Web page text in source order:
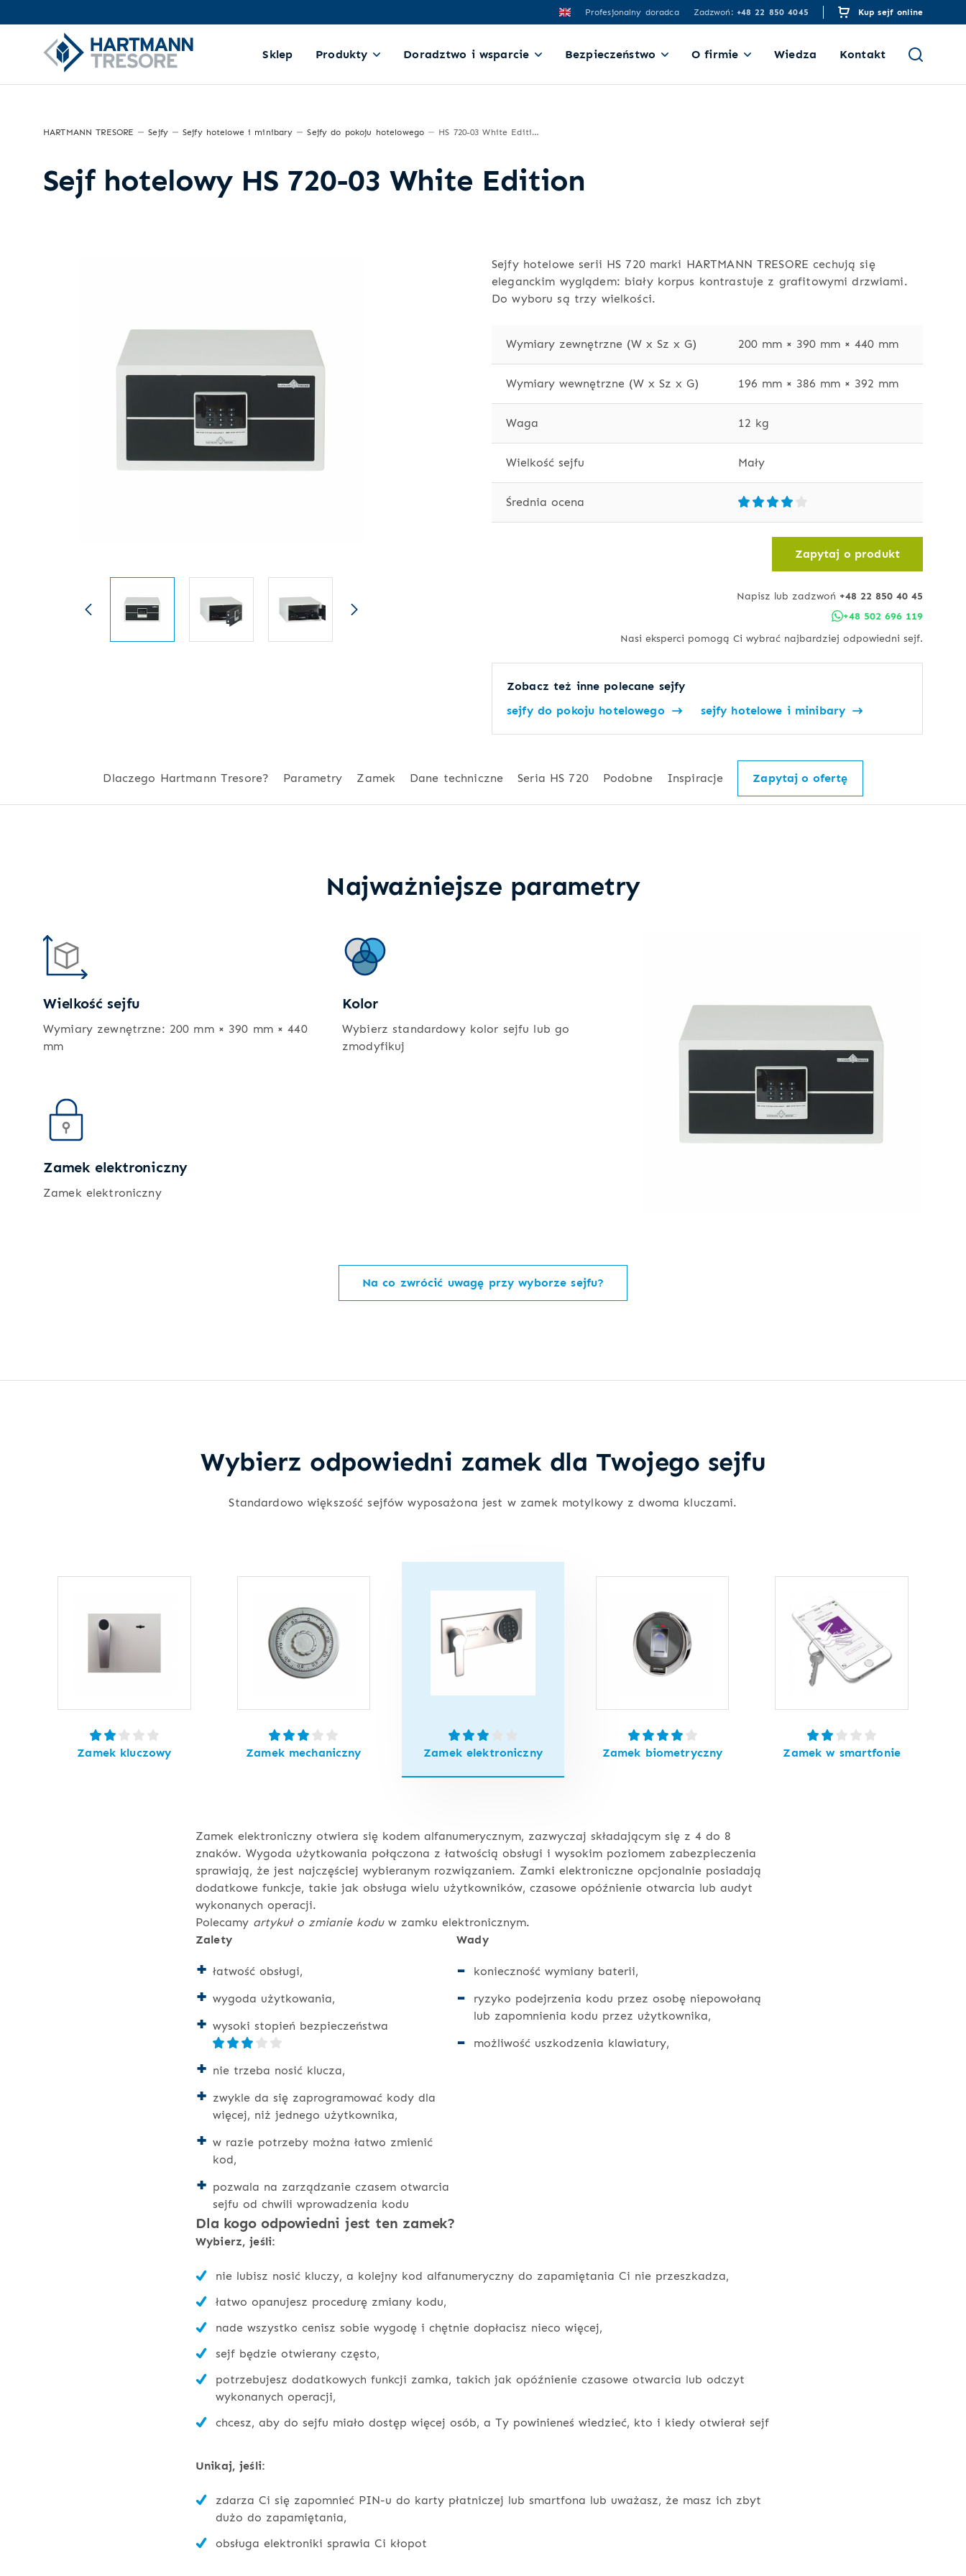
Profesjonalny doradca Zadzwoń: +48 22 850 4045 Kup sejf online
Sklep Produkty Doradztwo i wsparcie Bezpieczeństwo O firmie Wiedza Kontakt
HARTMANN TRESORE Sejfy Sejfy hotelowe i minibary Sejfy do pokoju hotelowego HS 720-03 White Edition
Sejf hotelowy HS 720-03 White Edition
Sejfy hotelowe serii HS 720 marki HARTMANN TRESORE cechują się
eleganckim wyglądem: biały korpus kontrastuje z grafitowymi drzwiami.
Do wyboru są trzy wielkości.
Wymiary zewnętrzne (W x Sz x G) 200 mm × 390 mm × 440 mm
Wymiary wewnętrzne (W x Sz x G) 196 mm × 386 mm × 392 mm
Waga 12 kg
Wielkość sejfu Mały
Średnia ocena
Zapytaj o produkt
Napisz lub zadzwoń +48 22 850 40 45
+48 502 696 119
Nasi eksperci pomogą Ci wybrać najbardziej odpowiedni sejf.
Zobacz też inne polecane sejfy
sejfy do pokoju hotelowego
sejfy hotelowe i minibary
Dlaczego Hartmann Tresore? Parametry Zamek Dane techniczne Seria HS 720 Podobne Inspiracje Zapytaj o ofertę
Najważniejsze parametry
Wielkość sejfu
Wymiary zewnętrzne: 200 mm × 390 mm × 440
mm
Kolor
Wybierz standardowy kolor sejfu lub go
zmodyfikuj
Zamek elektroniczny
Zamek elektroniczny
Na co zwrócić uwagę przy wyborze sejfu?
Wybierz odpowiedni zamek dla Twojego sejfu
Standardowo większość sejfów wyposażona jest w zamek motylkowy z dwoma kluczami.
Zamek kluczowy Zamek mechaniczny Zamek elektroniczny Zamek biometryczny Zamek w smartfonie
Zamek elektroniczny otwiera się kodem alfanumerycznym, zazwyczaj składającym się z 4 do 8
znaków. Wygoda użytkowania połączona z łatwością obsługi i wysokim poziomem zabezpieczenia
sprawiają, że jest najczęściej wybieranym rozwiązaniem. Zamki elektroniczne opcjonalnie posiadają
dodatkowe funkcje, takie jak obsługa wielu użytkowników, czasowe opóźnienie otwarcia lub audyt
wykonanych operacji.
Polecamy artykuł o zmianie koduw zamku elektronicznym.
Zalety
łatwość obsługi,
wygoda użytkowania,
wysoki stopień bezpieczeństwa
nie trzeba nosić klucza,
zwykle da się zaprogramować kody dla
więcej, niż jednego użytkownika,
w razie potrzeby można łatwo zmienić
kod,
pozwala na zarządzanie czasem otwarcia
sejfu od chwili wprowadzenia kodu
Wady
konieczność wymiany baterii,
ryzyko podejrzenia kodu przez osobę niepowołaną
lub zapomnienia kodu przez użytkownika,
możliwość uszkodzenia klawiatury,
Dla kogo odpowiedni jest ten zamek?
Wybierz, jeśli:
nie lubisz nosić kluczy, a kolejny kod alfanumeryczny do zapamiętania Ci nie przeszkadza,
łatwo opanujesz procedurę zmiany kodu,
nade wszystko cenisz sobie wygodę i chętnie dopłacisz nieco więcej,
sejf będzie otwierany często,
potrzebujesz dodatkowych funkcji zamka, takich jak opóźnienie czasowe otwarcia lub odczyt
wykonanych operacji,
chcesz, aby do sejfu miało dostęp więcej osób, a Ty powinieneś wiedzieć, kto i kiedy otwierał sejf
Unikaj, jeśli:
zdarza Ci się zapomnieć PIN-u do karty płatniczej lub smartfona lub uważasz, że masz ich zbyt
dużo do zapamiętania,
obsługa elektroniki sprawia Ci kłopot